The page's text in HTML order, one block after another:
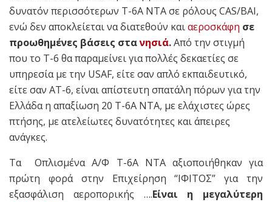
δυνατόν περισσότερων Τ-6Α ΝΤΑ σε ρόλους CAS/BAI,
ενώ δεν αποκλείεται να διατεθούν καιαεροσκάφη σε
προωθημένες βάσεις στανησιά.Από την στιγμή
που το Τ-6 θα παραμείνει για πολλές δεκαετίες σε
υπηρεσία με την USAF, είτε σαν απλό εκπαιδευτικό,
είτε σαν ΑΤ-6, είναι απίστευτη σπατάλη πόρων για την
Ελλάδα η απαξίωση 20 Τ-6Α ΝΤΑ, με ελάχιστες ώρες
πτήσης, με ατελείωτες δυνατότητες και άπειρες
ανάγκες.
Tα Οπλισμένα Α/Φ T-6A NTA αξιοποιήθηκαν για
πρώτη φορά στην Επιχείρηση “ΙΦΙΤΟΣ” για την
εξασφάλιση αεροπορικής ….Είναι η μεγαλύτερη